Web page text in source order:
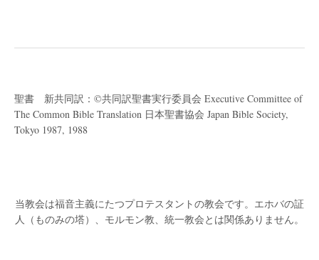
聖書 新共同訳：©共同訳聖書実行委員会 Executive Committee of
The Common Bible Translation 日本聖書協会 Japan Bible Society,
Tokyo 1987, 1988
当教会は福音主義にたつプロテスタントの教会です。 エホバの証
人（ものみの塔）、モルモン教、統一教会とは関係ありません。